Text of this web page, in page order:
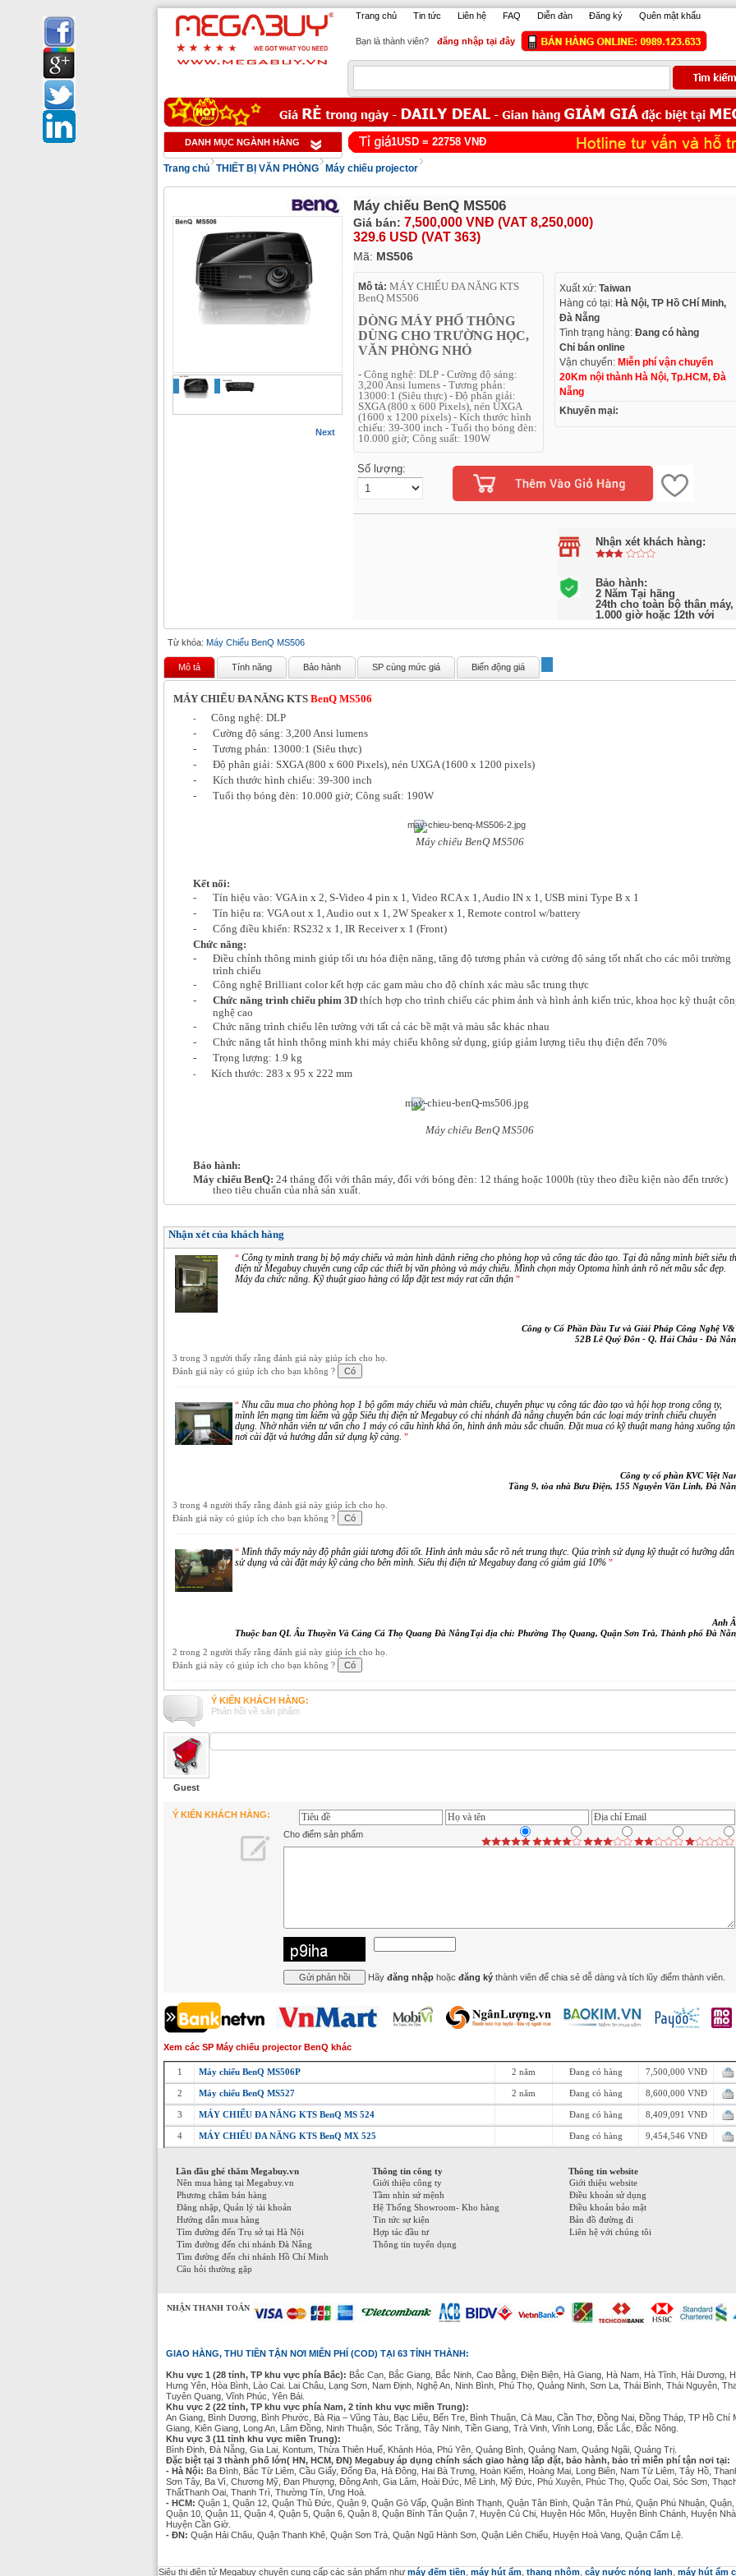
Trang chủ Tin tức Liên hệ FAQ Diễn đàn Đăng ký Quên mật khẩu
Bạn là thành viên? đăng nhập tại đây
DANH MỤC NGÀNH HÀNG 1USD = 22758 VNĐ
Trang chủ THIẾT BỊ VĂN PHÒNG Máy chiếu projector
Next
Máy chiếu BenQ MS506
Giá bán: 7,500,000 VNĐ (VAT 8,250,000)
329.6 USD (VAT 363)
Mã: MS506
Mô tả: MÁY CHIẾU ĐA NĂNG KTS
BenQ MS506
DÒNG MÁY PHỔ THÔNG
DÙNG CHO TRƯỜNG HỌC,
VĂN PHÒNG NHỎ
- Công nghệ: DLP - Cường độ sáng:
3,200 Ansi lumens - Tương phản:
13000:1 (Siêu thực) - Độ phân giải:
SXGA (800 x 600 Pixels), nén UXGA
(1600 x 1200 pixels) - Kích thước hình
chiếu: 39-300 inch - Tuổi thọ bóng đèn:
10.000 giờ; Công suất: 190W
Xuất xứ: Taiwan
Hàng có tại: Hà Nội, TP Hồ CHí Minh,
Đà Nẵng
Tình trạng hàng: Đang có hàng
Chỉ bán online
Vận chuyển: Miễn phí vận chuyển
20Km nội thành Hà Nội, Tp.HCM, Đà
Nẵng
Khuyến mại:
Số lượng:
Nhận xét khách hàng:
Bảo hành:
2 Năm Tại hãng
24th cho toàn bộ thân máy,
1.000 giờ hoặc 12th với
Từ khóa: Máy Chiếu BenQ MS506
Mô tả Tính năng Bảo hành SP cùng mức giá Biến động giá
MÁY CHIẾU ĐA NĂNG KTS BenQ MS506
-
Công nghệ: DLP
-
Cường độ sáng: 3,200 Ansi lumens
-
Tương phản: 13000:1 (Siêu thực)
-
Độ phân giải: SXGA (800 x 600 Pixels), nén UXGA (1600 x 1200 pixels)
-
Kích thước hình chiếu: 39-300 inch
-
Tuổi thọ bóng đèn: 10.000 giờ; Công suất: 190W
Máy chiếu BenQ MS506
Kết nối:
-
Tín hiệu vào: VGA in x 2, S-Video 4 pin x 1, Video RCA x 1, Audio IN x 1, USB mini Type B x 1
-
Tín hiệu ra: VGA out x 1, Audio out x 1, 2W Speaker x 1, Remote control w/battery
-
Cổng điều khiển: RS232 x 1, IR Receiver x 1 (Front)
Chức năng:
-
Điều chỉnh thông minh giúp tối ưu hóa điện năng, tăng độ tương phản và cường độ sáng tốt nhất cho các môi trường
trình chiếu
-
Công nghệ Brilliant color kết hợp các gam màu cho độ chính xác màu sắc trung thực
-
Chức năng trình chiếu phim 3D thích hợp cho trình chiếu các phim ảnh và hình ảnh kiến trúc, khoa học kỹ thuật
nghệ cao
-
Chức năng trình chiếu lên tường với tất cả các bề mặt và màu sắc khác nhau
-
Chức năng tắt hình thông minh khi máy chiếu không sử dụng, giúp giảm lượng tiêu thụ điện đến 70%
-
Trọng lượng: 1.9 kg
- Kích thước: 283 x 95 x 222 mm
Máy chiếu BenQ MS506
Bảo hành:
Máy chiếu BenQ: 24 tháng đối với thân máy, đối với bóng đèn: 12 tháng hoặc 1000h (tùy theo điều kiện nào đến trước)
theo tiêu chuẩn của nhà sản xuất.
Nhận xét của khách hàng
“ Công ty mình trang bị bộ máy chiếu và màn hình dành riêng cho phòng họp và công tác đào tạo. Tại đà nẵng mình biết siêu
điện tử Megabuy chuyên cung cấp các thiết bị văn phòng và máy chiếu. Mình chọn máy Optoma hình ảnh rõ nét mầu sắc đẹp.
Máy đa chức năng. Kỹ thuật giao hàng có lắp đặt test máy rat cẩn thận ”
Công ty Cổ Phần Đầu Tư và Giải Pháp Công Nghệ
52B Lê Quý Đôn - Q. Hải Châu - Đà
3 trong 3 người thấy rằng đánh giá này giúp ích cho họ.
Đánh giá này có giúp ích cho bạn không ?
“ Nhu cầu mua cho phòng họp 1 bộ gốm máy chiếu và màn chiếu, chuyên phục vụ công tác đào tạo và hội họp trong công ty,
mình lên mạng tìm kiếm và gặp Siêu thị điện tử Megabuy có chi nhánh đà nẵng chuyên bán các loại máy trình chiếu chuyên
dụng. Nhờ nhân viên tư vấn cho 1 máy có cấu hình khá ổn, hình ảnh màu sắc chuẩn. Đặt mua có kỹ thuật mang hàng xuống tận
nơi cài đặt và hướng dẫn sử dụng kỹ càng. ”
Công ty cổ phần KVC Việt
Tầng 9, tòa nhà Bưu Điện, 155 Nguyễn Văn Linh, Đà
3 trong 4 người thấy rằng đánh giá này giúp ích cho họ.
Đánh giá này có giúp ích cho bạn không ?
“ Mình thấy máy này độ phân giải tương đối tốt. Hình ảnh màu sắc rõ nét trung thực. Qúa trình sử dụng kỹ thuật có hưỡng dẫn
sử dụng và cài đặt máy kỹ càng cho bên mình. Siêu thị điện tử Megabuy đang có giảm giá 10% ”
Anh
Thuộc ban QL Âu Thuyền Và Cảng Cá Thọ Quang Đà NẵngTại địa chỉ: Phường Thọ Quang, Quận Sơn Trà, Thành phố Đà
2 trong 2 người thấy rằng đánh giá này giúp ích cho họ.
Đánh giá này có giúp ích cho bạn không ?
Ý KIẾN KHÁCH HÀNG:
Phản hồi về sản phẩm
Guest
Ý KIẾN KHÁCH HÀNG:
Cho điểm sản phẩm
Hãy đăng nhập hoặc đăng ký thành viên để chia sẻ dễ dàng và tích lũy điểm thành viên.
Xem các SP Máy chiếu projector BenQ khác
1 Máy chiếu BenQ MS506P 2 năm Đang có hàng 7,500,000 VNĐ
2 Máy chiếu BenQ MS527 2 năm Đang có hàng 8,600,000 VNĐ
3 MÁY CHIẾU ĐA NĂNG KTS BenQ MS 524 Đang có hàng 8,409,091 VNĐ
4 MÁY CHIẾU ĐA NĂNG KTS BenQ MX 525 Đang có hàng 9,454,546 VNĐ
Lần đầu ghé thăm Megabuy.vn
Nên mua hàng tại Megabuy.vn
Phương châm bán hàng
Đăng nhập, Quản lý tài khoản
Hướng dẫn mua hàng
Tìm đường đến Trụ sở tại Hà Nội
Tìm đường đến chi nhánh Đà Nẵng
Tìm đường đến chi nhánh Hồ Chí Minh
Câu hỏi thường gặp
Thông tin công ty
Giới thiệu công ty
Tầm nhìn sứ mệnh
Hệ Thống Showroom- Kho hàng
Tin tức sự kiện
Hợp tác đầu tư
Thông tin tuyển dụng
Thông tin website
Giới thiệu website
Điều khoản sử dụng
Điều khoản bảo mật
Bản đồ đường đi
Liên hệ với chúng tôi
NHẬN THANH TOÁN
GIAO HÀNG, THU TIỀN TẬN NƠI MIỄN PHÍ (COD) TẠI 63 TỈNH THÀNH:
Khu vực 1 (28 tỉnh, TP khu vực phía Bắc): Bắc Cạn, Bắc Giang, Bắc Ninh, Cao Bằng, Điện Biện, Hà Giang, Hà Nam, Hà Tĩnh, Hải Dương,
Hưng Yên, Hòa Bình, Lào Cai. Lai Châu, Lạng Sơn, Nam Định, Nghệ An, Ninh Bình, Phú Thọ, Quảng Ninh, Sơn La, Thái Bình, Thái Nguyên,
Tuyên Quang, Vĩnh Phúc, Yên Bái.
Khu vực 2 (22 tỉnh, TP khu vực phía Nam, 2 tỉnh khu vực miền Trung):
An Giang, Bình Dương, Bình Phước, Bà Rịa – Vũng Tàu, Bạc Liêu, Bến Tre, Bình Thuận, Cà Mau, Cần Thơ, Đồng Nai, Đồng Tháp, TP Hồ Chí
Giang, Kiên Giang, Long An, Lâm Đồng, Ninh Thuận, Sóc Trăng, Tây Ninh, Tiền Giang, Trà Vinh, Vĩnh Long, Đắc Lắc, Đắc Nông.
Khu vực 3 (11 tỉnh khu vực miền Trung):
Bình Định, Đà Nẵng, Gia Lai, Kontum, Thừa Thiên Huế, Khánh Hòa, Phú Yên, Quảng Bình, Quảng Nam, Quảng Ngãi, Quảng Trị.
Đặc biệt tại 3 thành phố lớn( HN, HCM, ĐN) Megabuy áp dụng chính sách giao hàng lắp đặt, bảo hành, bảo trì miễn phí tận nơi tại:
- Hà Nội: Ba Đình, Bắc Từ Liêm, Cầu Giấy, Đống Đa, Hà Đông, Hai Bà Trưng, Hoàn Kiếm, Hoàng Mai, Long Biên, Nam Từ Liêm, Tây Hồ,
Sơn Tây, Ba Vì, Chương Mỹ, Đan Phượng, Đông Anh, Gia Lâm, Hoài Đức, Mê Linh, Mỹ Đức, Phú Xuyên, Phúc Thọ, Quốc Oai, Sóc Sơn,
ThấtThanh Oai, Thanh Trì, Thường Tín, Ứng Hoà.
- HCM: Quận 1, Quận 12, Quận Thủ Đức, Quận 9, Quận Gò Vấp, Quận Bình Thạnh, Quận Tân Bình, Quận Tân Phú, Quận Phú Nhuận,
Quận 10, Quận 11, Quận 4, Quận 5, Quận 6, Quận 8, Quận Bình Tân Quận 7, Huyện Củ Chi, Huyện Hóc Môn, Huyện Bình Chánh, Huyện
Huyện Cần Giờ.
- ĐN: Quận Hải Châu, Quận Thanh Khê, Quận Sơn Trà, Quận Ngũ Hành Sơn, Quận Liên Chiểu, Huyện Hoà Vang, Quận Cẩm Lệ.
Siêu thị điện tử Megabuy chuyên cung cấp các sản phẩm như máy đếm tiền máy hút ẩm thang nhôm cây nước nóng lạnh máy hút ẩm